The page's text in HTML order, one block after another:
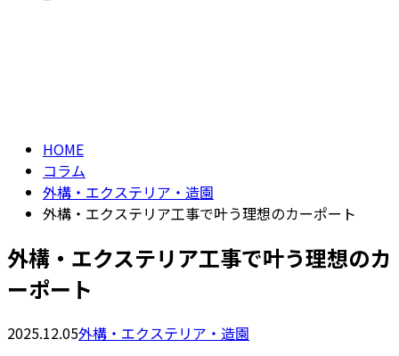
HOME
コラム
外構・エクステリア・造園
外構・エクステリア工事で叶う理想のカーポート
外構・エクステリア工事で叶う理想のカ
ーポート
2025.12.05外構・エクステリア・造園